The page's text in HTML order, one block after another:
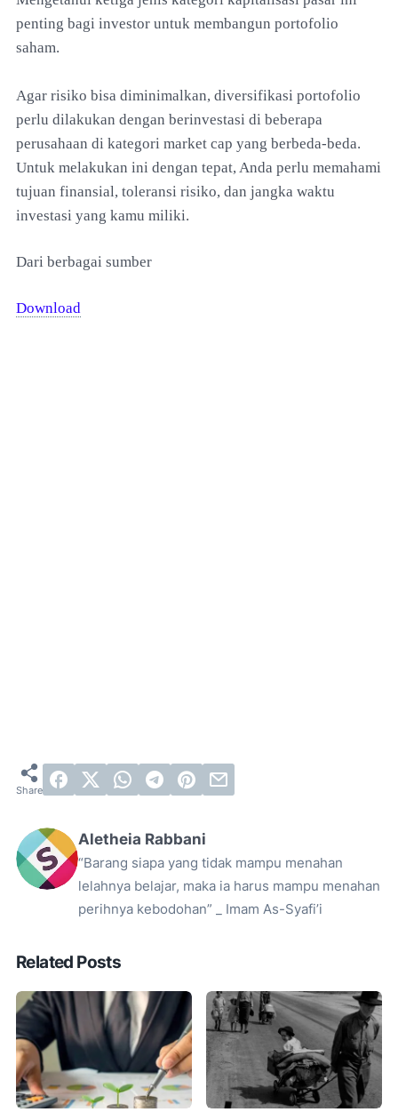
penting bagi investor untuk membangun portofolio
saham.
Agar risiko bisa diminimalkan, diversifikasi portofolio
perlu dilakukan dengan berinvestasi di beberapa
perusahaan di kategori market cap yang berbeda-beda.
Untuk melakukan ini dengan tepat, Anda perlu memahami
tujuan finansial, toleransi risiko, dan jangka waktu
investasi yang kamu miliki.
Dari berbagai sumber
Download
Aletheia Rabbani
“Barang siapa yang tidak mampu menahan
lelahnya belajar, maka ia harus mampu menahan
perihnya kebodohan” _ Imam As-Syafi’i
Related Posts